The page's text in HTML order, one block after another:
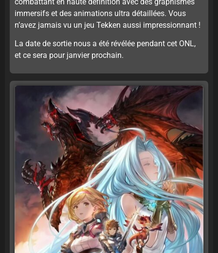
immersifs et des animations ultra détaillées. Vous
n’avez jamais vu un jeu Tekken aussi impressionnant !
La date de sortie nous a été révélée pendant cet ONL,
et ce sera pour janvier prochain.